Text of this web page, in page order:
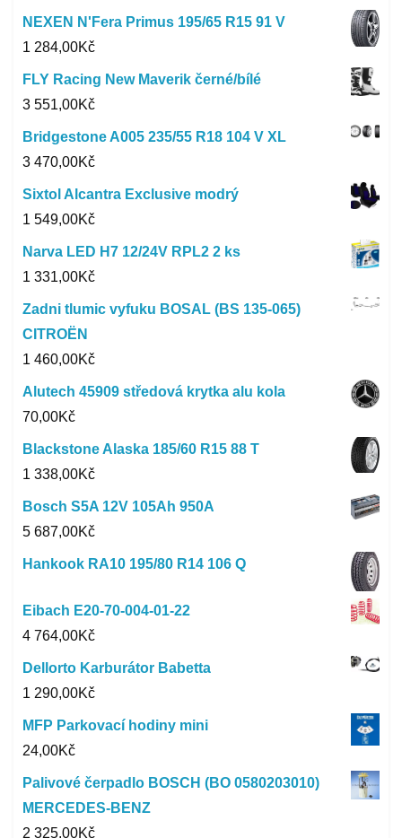
NEXEN N'Fera Primus 195/65 R15 91 V
1 284,00Kč
FLY Racing New Maverik černé/bílé
3 551,00Kč
Bridgestone A005 235/55 R18 104 V XL
3 470,00Kč
Sixtol Alcantra Exclusive modrý
1 549,00Kč
Narva LED H7 12/24V RPL2 2 ks
1 331,00Kč
Zadni tlumic vyfuku BOSAL (BS 135-065)
CITROËN
1 460,00Kč
Alutech 45909 středová krytka alu kola
70,00Kč
Blackstone Alaska 185/60 R15 88 T
1 338,00Kč
Bosch S5A 12V 105Ah 950A
5 687,00Kč
Hankook RA10 195/80 R14 106 Q
Eibach E20-70-004-01-22
4 764,00Kč
Dellorto Karburátor Babetta
1 290,00Kč
MFP Parkovací hodiny mini
24,00Kč
Palivové čerpadlo BOSCH (BO 0580203010)
MERCEDES-BENZ
2 325,00Kč